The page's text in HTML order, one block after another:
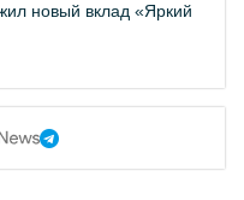
новый вклад «Яркий